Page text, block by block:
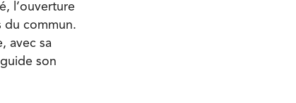
l’ouverture
du commun.
avec sa
son